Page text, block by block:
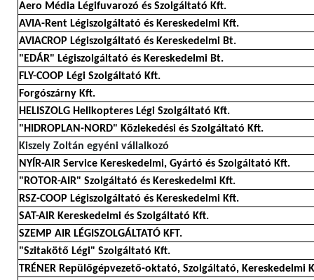
Aero Média Légifuvarozó és Szolgáltató Kft.
AVIA-Rent Légiszolgáltató és Kereskedelmi Kft.
AVIACROP Légiszolgáltató és Kereskedelmi Bt.
"EDÁR" Légiszolgáltató és Kereskedelmi Bt.
FLY-COOP Légi Szolgáltató Kft.
Forgószárny Kft.
HELISZOLG Helikopteres Légi Szolgáltató Kft.
"HIDROPLAN-NORD" Közlekedési és Szolgáltató Kft.
Kiszely Zoltán egyéni vállalkozó
NYÍR-AIR Service Kereskedelmi, Gyártó és Szolgáltató Kft.
"ROTOR-AIR" Szolgáltató és Kereskedelmi Kft.
RSZ-COOP Légiszolgáltató és Kereskedelmi Kft.
SAT-AIR Kereskedelmi és Szolgáltató Kft.
SZEMP AIR LÉGISZOLGÁLTATÓ KFT.
"Szitakötő Légi" Szolgáltató Kft.
TRÉNER Repülőgépvezető-oktató, Szolgáltató, Kereskedelmi